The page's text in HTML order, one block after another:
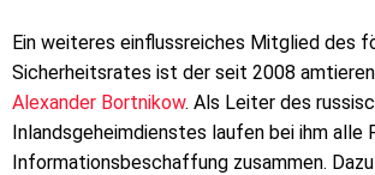
Ein weiteres einflussreiches Mitglied des
Sicherheitsrates ist der seit 2008
Alexander Bortnikow. Als Leiter des
Inlandsgeheimdienstes laufen bei ihm alle
Informationsbeschaffung zusammen.